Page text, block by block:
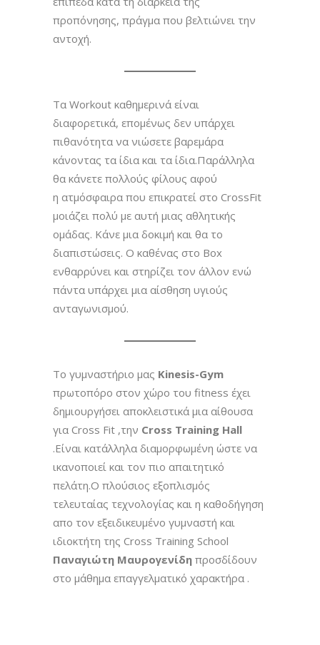
προπόνησης, πράγμα που βελτιώνει την
αντοχή.
Τα Workout καθημερινά είναι
διαφορετικά, επομένως δεν υπάρχει
πιθανότητα να νιώσετε βαρεμάρα
κάνοντας τα ίδια και τα ίδια.Παράλληλα
θα κάνετε πολλούς φίλους αφού
η ατμόσφαιρα που επικρατεί στο CrossFit
μοιάζει πολύ με αυτή μιας αθλητικής
ομάδας. Κάνε μια δοκιμή και θα το
διαπιστώσεις. Ο καθένας στο Box
ενθαρρύνει και στηρίζει τον άλλον ενώ
πάντα υπάρχει μια αίσθηση υγιούς
ανταγωνισμού.
Το γυμναστήριο μας Kinesis-Gym
πρωτοπόρο στον χώρο του fitness έχει
δημιουργήσει αποκλειστικά μια αίθουσα
για Cross Fit ,την Cross Training Hall
.Είναι κατάλληλα διαμορφωμένη ώστε να
ικανοποιεί και τον πιο απαιτητικό
πελάτη.Ο πλούσιος εξοπλισμός
τελευταίας τεχνολογίας και η καθοδήγηση
απο τον εξειδικευμένο γυμναστή και
ιδιοκτήτη της Cross Training School
Παναγιώτη Μαυρογενίδη προσδίδουν
στο μάθημα επαγγελματικό χαρακτήρα .